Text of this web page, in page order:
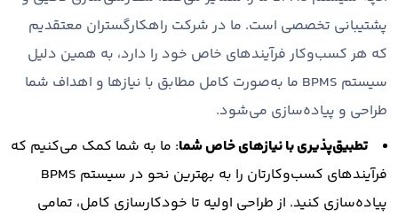
پشتیبانی تخصصی است. ما در شرکت راهکارگستران معتقدیم
که هر کسب‌وکار فرآیندهای خاص خود را دارد، به همین دلیل
سیستم BPMS ما به‌صورت کامل مطابق با نیازها و اهداف شما
طراحی و پیاده‌سازی می‌شود.
تطبیق‌پذیری با نیازهای خاص شما: ما به شما کمک می‌کنیم که
فرآیندهای کسب‌وکارتان را به بهترین نحو در سیستم BPMS
پیاده‌سازی کنید. از طراحی اولیه تا خودکارسازی کامل، تمامی